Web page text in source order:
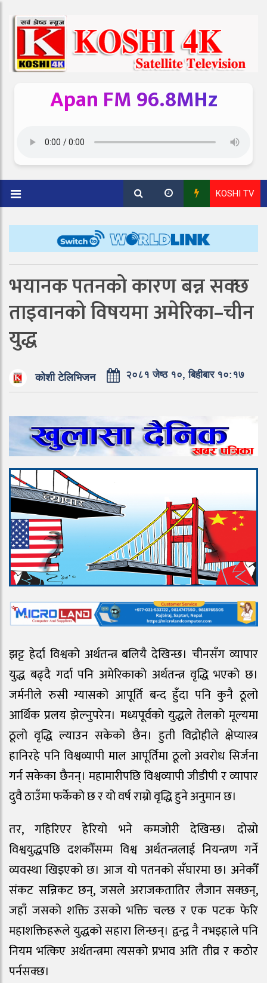
Apan FM 96.8MHz
KOSHI TV
भयानक पतनको कारण बन्न सक्छ
ताइवानको विषयमा अमेरिका–चीन
युद्ध
कोशी टेलिभिजन २०८१ जेष्ठ १०, बिहीबार १०:१७
झट्ट हेर्दा विश्वको अर्थतन्त्र बलियै देखिन्छ। चीनसँग व्यापार
युद्ध बढ्दै गर्दा पनि अमेरिकाको अर्थतन्त्र वृद्धि भएको छ।
जर्मनीले रुसी ग्यासको आपूर्ति बन्द हुँदा पनि कुनै ठूलो
आर्थिक प्रलय झेल्नुपरेन। मध्यपूर्वको युद्धले तेलको मूल्यमा
ठूलो वृद्धि ल्याउन सकेको छैन। हुती विद्रोहीले क्षेप्यास्त्र
हानिरहे पनि विश्वव्यापी माल आपूर्तिमा ठूलो अवरोध सिर्जना
गर्न सकेका छैनन्। महामारीपछि विश्वव्यापी जीडीपी र व्यापार
दुवै ठाउँमा फर्केको छ र यो वर्ष राम्रो वृद्धि हुने अनुमान छ।
तर, गहिरिएर हेरियो भने कमजोरी देखिन्छ। दोस्रो
विश्वयुद्धपछि दशकौँसम्म विश्व अर्थतन्त्रलाई नियन्त्रण गर्ने
व्यवस्था खिइएको छ। आज यो पतनको सँघारमा छ। अनेकौँ
संकट सन्निकट छन्, जसले अराजकतातिर लैजान सक्छन्,
जहाँ जसको शक्ति उसको भक्ति चल्छ र एक पटक फेरि
महाशक्तिहरूले युद्धको सहारा लिन्छन्। द्वन्द्व नै नभइहाले पनि
नियम भत्किए अर्थतन्त्रमा त्यसको प्रभाव अति तीव्र र कठोर
पर्नसक्छ।